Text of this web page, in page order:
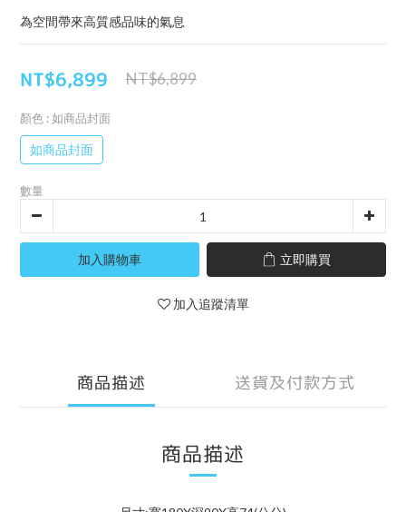
為空間帶來高質感品味的氣息
NT$6,899 NT$6,899
顏色 : 如商品封面
如商品封面
數量
加入購物車 立即購買
加入追蹤清單
商品描述 送貨及付款方式
商品描述